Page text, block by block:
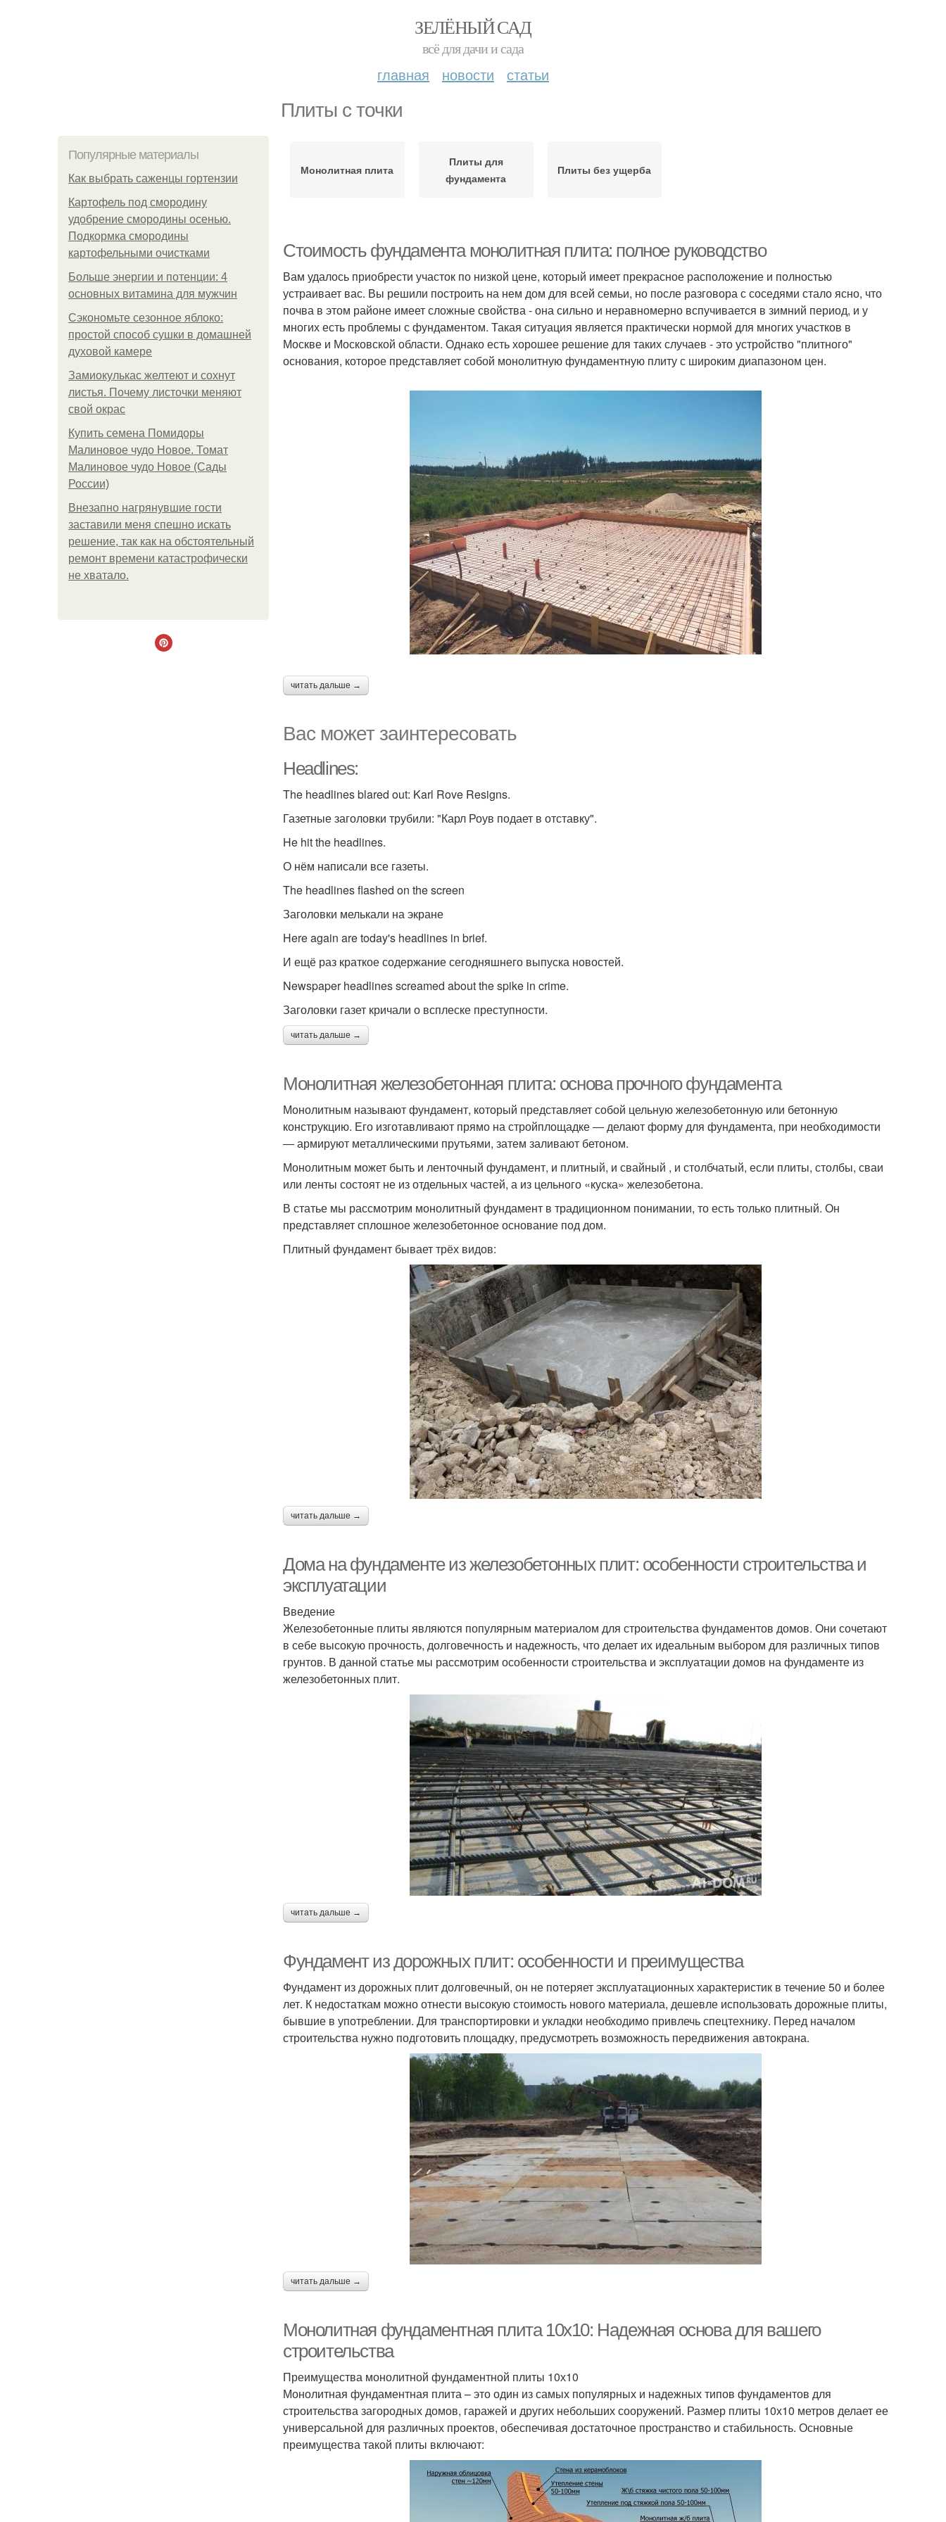
ЗЕЛЁНЫЙ САД
всё для дачи и сада
главная новости статьи
Плиты с точки
Популярные материалы
Как выбрать саженцы гортензии
Картофель под смородину
удобрение смородины осенью.
Подкормка смородины
картофельными очистками
Больше энергии и потенции: 4
основных витамина для мужчин
Сэкономьте сезонное яблоко:
простой способ сушки в домашней
духовой камере
Замиокулькас желтеют и сохнут
листья. Почему листочки меняют
свой окрас
Купить семена Помидоры
Малиновое чудо Новое. Томат
Малиновое чудо Новое (Сады
России)
Внезапно нагрянувшие гости
заставили меня спешно искать
решение, так как на обстоятельный
ремонт времени катастрофически
не хватало.
Монолитная плита
Плиты для
фундамента
Плиты без ущерба
Стоимость фундамента монолитная плита: полное руководство
Вам удалось приобрести участок по низкой цене, который имеет прекрасное расположение и полностью
устраивает вас. Вы решили построить на нем дом для всей семьи, но после разговора с соседями стало ясно, что
почва в этом районе имеет сложные свойства - она сильно и неравномерно вспучивается в зимний период, и у
многих есть проблемы с фундаментом. Такая ситуация является практически нормой для многих участков в
Москве и Московской области. Однако есть хорошее решение для таких случаев - это устройство "плитного"
основания, которое представляет собой монолитную фундаментную плиту с широким диапазоном цен.
читать дальше →
Вас может заинтересовать
Headlines:
The headlines blared out: Karl Rove Resigns.
Газетные заголовки трубили: "Карл Роув подает в отставку".
He hit the headlines.
О нём написали все газеты.
The headlines flashed on the screen
Заголовки мелькали на экране
Here again are today's headlines in brief.
И ещё раз краткое содержание сегодняшнего выпуска новостей.
Newspaper headlines screamed about the spike in crime.
Заголовки газет кричали о всплеске преступности.
читать дальше →
Монолитная железобетонная плита: основа прочного фундамента
Монолитным называют фундамент, который представляет собой цельную железобетонную или бетонную
конструкцию. Его изготавливают прямо на стройплощадке ― делают форму для фундамента, при необходимости
― армируют металлическими прутьями, затем заливают бетоном.
Монолитным может быть и ленточный фундамент, и плитный, и свайный , и столбчатый, если плиты, столбы, сваи
или ленты состоят не из отдельных частей, а из цельного «куска» железобетона.
В статье мы рассмотрим монолитный фундамент в традиционном понимании, то есть только плитный. Он
представляет сплошное железобетонное основание под дом.
Плитный фундамент бывает трёх видов:
читать дальше →
Дома на фундаменте из железобетонных плит: особенности строительства и
эксплуатации
Введение
Железобетонные плиты являются популярным материалом для строительства фундаментов домов. Они сочетают
в себе высокую прочность, долговечность и надежность, что делает их идеальным выбором для различных типов
грунтов. В данной статье мы рассмотрим особенности строительства и эксплуатации домов на фундаменте из
железобетонных плит.
читать дальше →
Фундамент из дорожных плит: особенности и преимущества
Фундамент из дорожных плит долговечный, он не потеряет эксплуатационных характеристик в течение 50 и более
лет. К недостаткам можно отнести высокую стоимость нового материала, дешевле использовать дорожные плиты,
бывшие в употреблении. Для транспортировки и укладки необходимо привлечь спецтехнику. Перед началом
строительства нужно подготовить площадку, предусмотреть возможность передвижения автокрана.
читать дальше →
Монолитная фундаментная плита 10х10: Надежная основа для вашего
строительства
Преимущества монолитной фундаментной плиты 10х10
Монолитная фундаментная плита – это один из самых популярных и надежных типов фундаментов для
строительства загородных домов, гаражей и других небольших сооружений. Размер плиты 10х10 метров делает ее
универсальной для различных проектов, обеспечивая достаточное пространство и стабильность. Основные
преимущества такой плиты включают: